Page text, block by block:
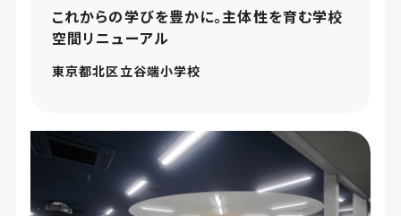
これからの学びを豊かに。主体性を育む学校
空間リニューアル
東京都北区立谷端小学校